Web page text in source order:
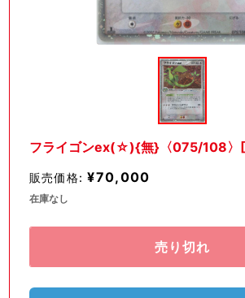
(1)
を
フライゴンex(☆){無}〈075/108〉
販売価格: ¥70,000
在庫なし
売り切れ